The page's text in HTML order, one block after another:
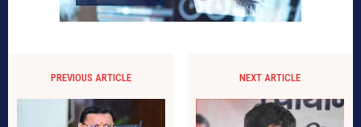
PREVIOUS ARTICLE NEXT ARTICLE